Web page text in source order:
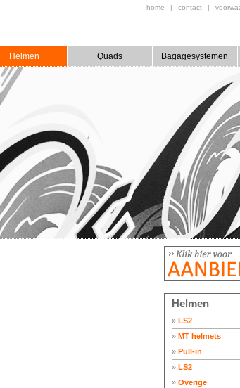
home | contact |
Helmen Quads Bagagesystemen
Helmen
» LS2
» MT helmets
» Pull-in
» LS2
» Overige